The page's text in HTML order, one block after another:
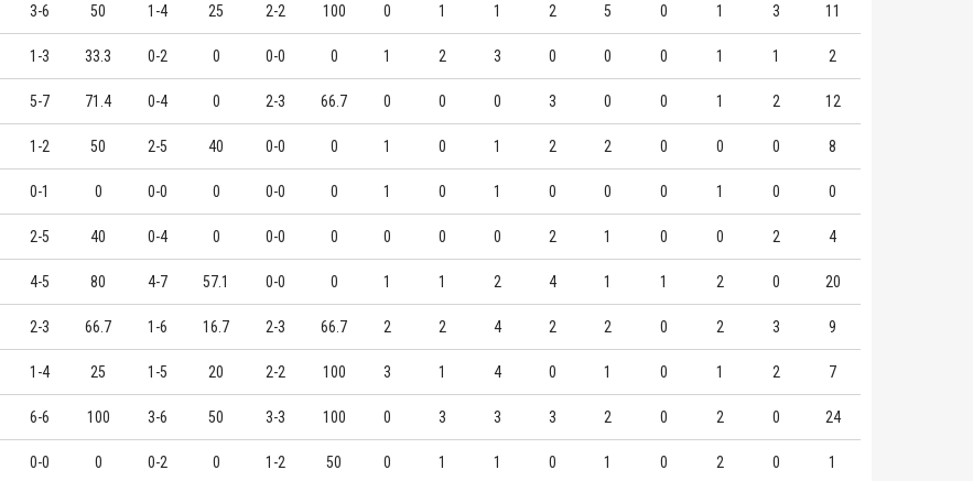
3-6 50 1-4 25 2-2 100 0 1 1 2 5 0 1 3 11
1-3 33.3 0-2 0 0-0 0 1 2 3 0 0 0 1 1 2
5-7 71.4 0-4 0 2-3 66.7 0 0 0 3 0 0 1 2 12
1-2 50 2-5 40 0-0 0 1 0 1 2 2 0 0 0 8
0-1 0 0-0 0 0-0 0 1 0 1 0 0 0 1 0 0
2-5 40 0-4 0 0-0 0 0 0 0 2 1 0 0 2 4
4-5 80 4-7 57.1 0-0 0 1 1 2 4 1 1 2 0 20
2-3 66.7 1-6 16.7 2-3 66.7 2 2 4 2 2 0 2 3 9
1-4 25 1-5 20 2-2 100 3 1 4 0 1 0 1 2 7
6-6 100 3-6 50 3-3 100 0 3 3 3 2 0 2 0 24
0-0 0 0-2 0 1-2 50 0 1 1 0 1 0 2 0 1